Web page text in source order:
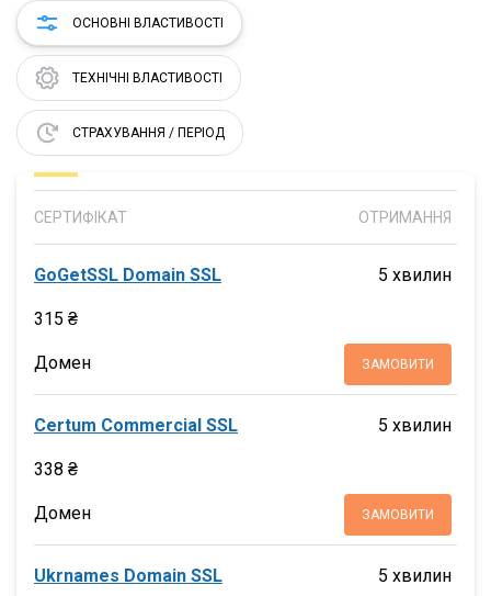
ОСНОВНІ ВЛАСТИВОСТІ
ТЕХНІЧНІ ВЛАСТИВОСТІ
СТРАХУВАННЯ / ПЕРІОД
СЕРТИФІКАТ ОТРИМАННЯ
GoGetSSL Domain SSL
315 ₴
5 хвилин
Домен ЗАМОВИТИ
Certum Commercial SSL
338 ₴
5 хвилин
Домен ЗАМОВИТИ
Ukrnames Domain SSL 5 хвилин